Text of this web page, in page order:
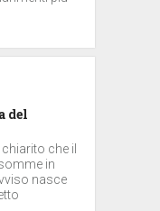
del
che il
in
nasce